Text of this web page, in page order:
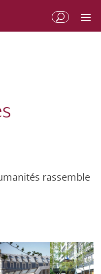
rassemble